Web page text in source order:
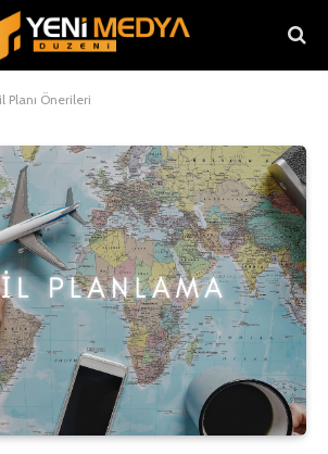
Planı Önerileri